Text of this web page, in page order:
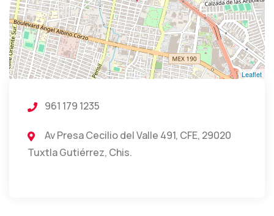
Leaflet
961 179 1235
Av Presa Cecilio del Valle 491, CFE, 29020
Tuxtla Gutiérrez, Chis.